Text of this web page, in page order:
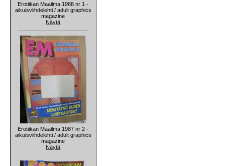
Erotiikan Maailma 1988 nr 1 -
aikuisviihdelehti / adult graphics
magazine
Näytä
Erotiikan Maailma 1987 nr 2 -
aikuisviihdelehti / adult graphics
magazine
Näytä